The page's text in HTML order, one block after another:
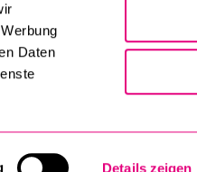
Daten
Details zeigen